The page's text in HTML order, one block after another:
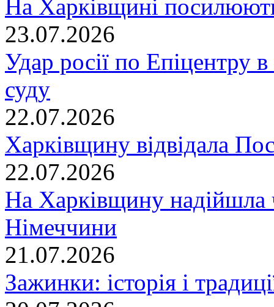
На Харківщині
23.07.2026
Удар росії по Епіцентру
суду
22.07.2026
Харківщину відвідала
22.07.2026
На Харківщину надійшла
Німеччини
21.07.2026
Зажинки: історія і